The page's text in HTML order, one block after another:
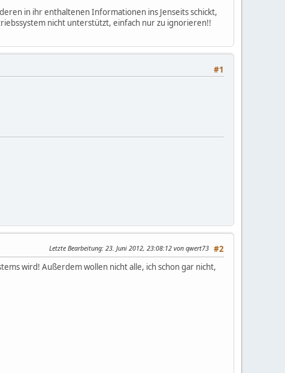
in ihr enthaltenen Informationen ins Jenseits schickt,
nicht unterstützt, einfach nur zu ignorieren!!
#1
#2
Letzte Bearbeitung: 23. Juni 2012, 23:08:12 von qwert73
wird! Außerdem wollen nicht alle, ich schon gar nicht,